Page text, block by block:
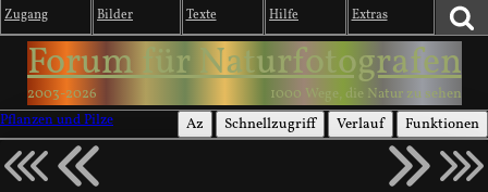
Zugang Bilder Texte Hilfe Extras
Forum für Naturfotografen
2003-2026
1000 Wege, die Natur zu sehen
Pflanzen und Pilze
Az Schnellzugriff Verlauf Funktionen